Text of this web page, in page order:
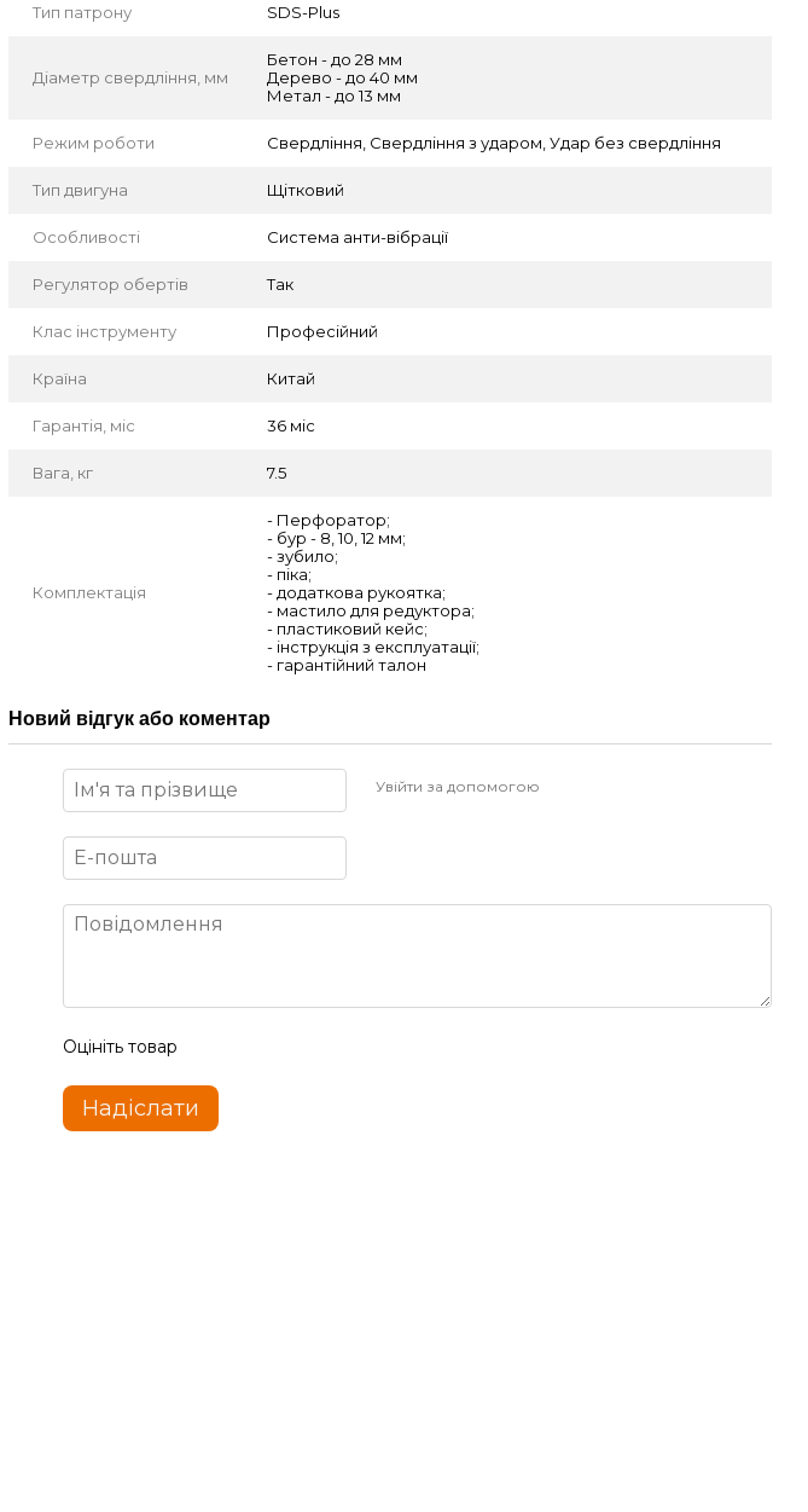
Тип патрону SDS-Plus
Діаметр свердління, мм
Бетон - до 28 мм
Дерево - до 40 мм
Метал - до 13 мм
Режим роботи Свердління, Свердління з ударом, Удар без свердління
Тип двигуна Щітковий
Особливості Система анти-вібрації
Регулятор обертів Так
Клас інструменту Професійний
Країна Китай
Гарантія, міс 36 міс
Вага, кг 7.5
Комплектація
- Перфоратор;
- бур - 8, 10, 12 мм;
- зубило;
- піка;
- додаткова рукоятка;
- мастило для редуктора;
- пластиковий кейс;
- інструкція з експлуатації;
- гарантійний талон
Новий відгук або коментар
Увійти за допомогою
Оцініть товар
Надіслати